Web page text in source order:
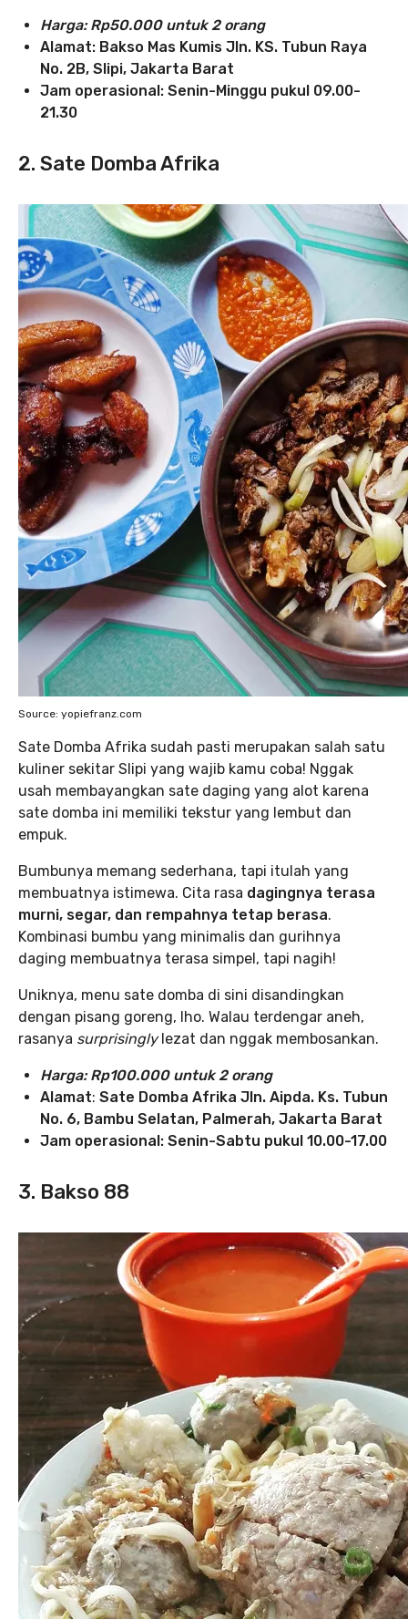
Harga: Rp50.000 untuk 2 orang
Alamat: Bakso Mas Kumis Jln. KS. Tubun Raya
No. 2B, Slipi, Jakarta Barat
Jam operasional: Senin-Minggu pukul 09.00-
21.30
2. Sate Domba Afrika
Source: yopiefranz.com
Sate Domba Afrika sudah pasti merupakan salah satu
kuliner sekitar Slipi yang wajib kamu coba! Nggak
usah membayangkan sate daging yang alot karena
sate domba ini memiliki tekstur yang lembut dan
empuk.
Bumbunya memang sederhana, tapi itulah yang
membuatnya istimewa. Cita rasa dagingnya terasa
murni, segar, dan rempahnya tetap berasa.
Kombinasi bumbu yang minimalis dan gurihnya
daging membuatnya terasa simpel, tapi nagih!
Uniknya, menu sate domba di sini disandingkan
dengan pisang goreng, lho. Walau terdengar aneh,
rasanya surprisinglylezat dan nggak membosankan.
Harga: Rp100.000 untuk 2 orang
Alamat: Sate Domba Afrika Jln. Aipda. Ks. Tubun
No. 6, Bambu Selatan, Palmerah, Jakarta Barat
Jam operasional: Senin-Sabtu pukul 10.00-17.00
3. Bakso 88